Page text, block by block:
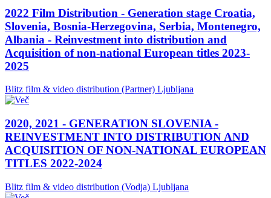
2022 Film Distribution - Generation stage Croatia,
Slovenia, Bosnia-Herzegovina, Serbia, Montenegro,
Albania - Reinvestment into distribution and
Acquisition of non-national European titles 2023-
2025
Blitz film & video distribution (Partner) Ljubljana
2020, 2021 - GENERATION SLOVENIA -
REINVESTMENT INTO DISTRIBUTION AND
ACQUISITION OF NON-NATIONAL EUROPEAN
TITLES 2022-2024
Blitz film & video distribution (Vodja) Ljubljana